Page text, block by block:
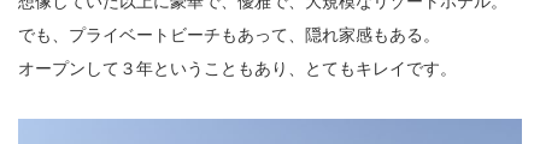
でも、プライベートビーチもあって、隠れ家感もある。
オープンして３年ということもあり、とてもキレイです。